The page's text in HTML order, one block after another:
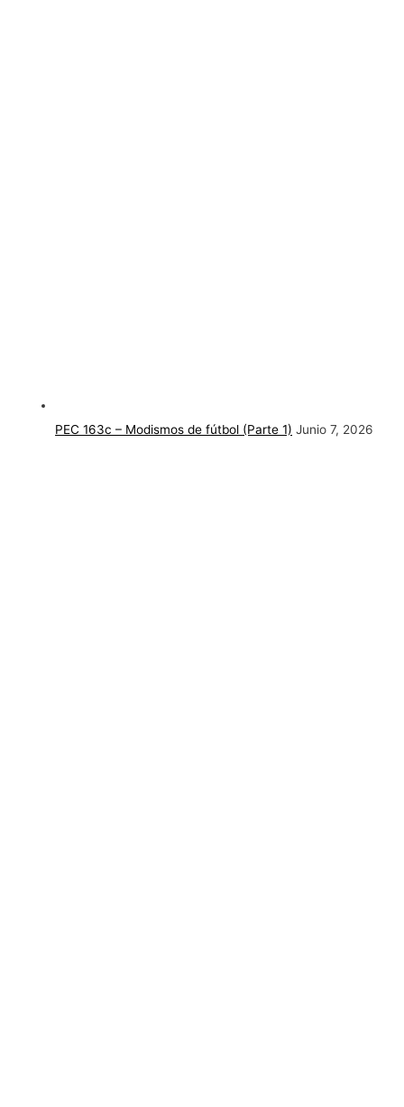
PEC 163c – Modismos de fútbol (Parte 1) Junio 7, 2026